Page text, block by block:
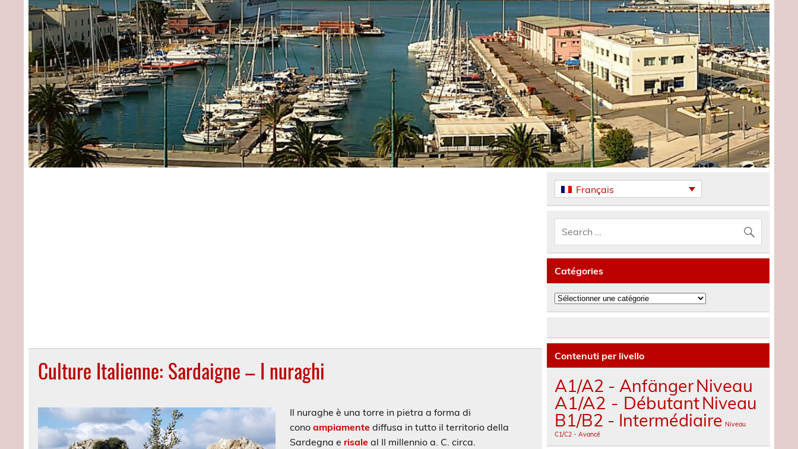
Culture Italienne: Sardaigne – I nuraghi
Il nuraghe è una torre in pietra a forma di
conoampiamente diffusa in tutto il territorio della
Sardegna e risale al II millennio a. C. circa.
Français
Catégories
Catégories
Contenuti per livello
A1/A2 - AnfängerNiveau
A1/A2 - DébutantNiveau
B1/B2 - Intermédiaire Niveau
C1/C2 - Avancé